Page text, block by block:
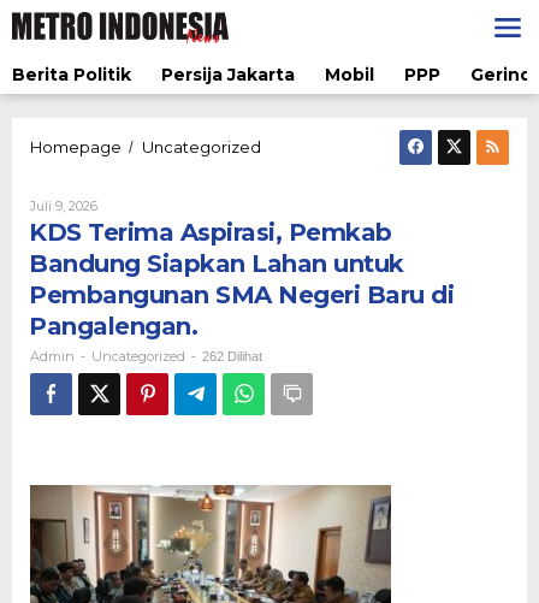
Lewati
ke
Berita Politik
Persija Jakarta Mobil PPP
Homepage / Uncategorized
Bandung
Siapkan
Lahan
untuk
Negeri
Baru
Juli 9, 2026Oleh
Admin
KDS Terima Aspirasi, Pemkab
Bandung Siapkan Lahan untuk
Pembangunan SMA Negeri Baru di
Pangalengan.
Admin - Uncategorized - 262 Dilihat